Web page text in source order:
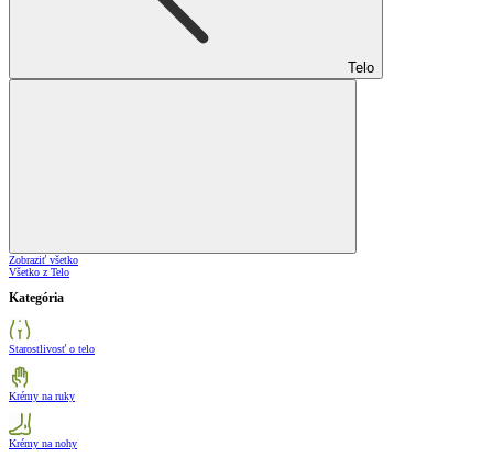
Telo
Zobraziť všetko
Všetko z Telo
Kategória
Starostlivosť o telo
Krémy na ruky
Krémy na nohy